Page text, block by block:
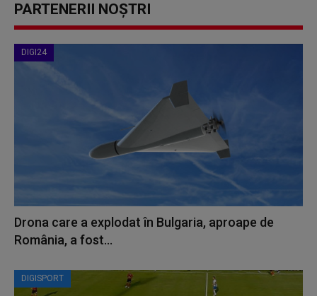
PARTENERII NOȘTRI
DIGI24
Drona care a explodat în Bulgaria, aproape de
România, a fost...
DIGISPORT